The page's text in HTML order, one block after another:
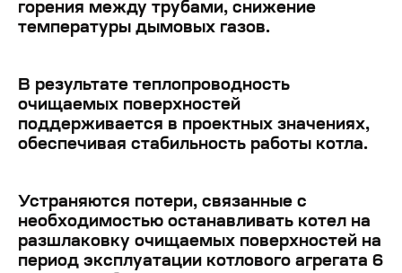
горения между трубами, снижение
температуры дымовых газов.
В результате теплопроводность
очищаемых поверхностей
поддерживается в проектных значениях,
обеспечивая стабильность работы котла.
Устраняются потери, связанные с
необходимостью останавливать котел на
разшлаковку очищаемых поверхностей на
период эксплуатации котлового агрегата 6